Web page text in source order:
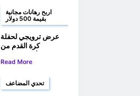
اربح رهانات مجانية
بقيمة 500 دولار
عرض ترويجي لحفلة
كرة القدم من
واربح حتى 500 دولار
مجانية
Read More
تحدي المضاعف